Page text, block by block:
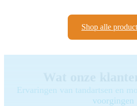
Shop alle
Ervaringen van tandartsen en
voorgingen